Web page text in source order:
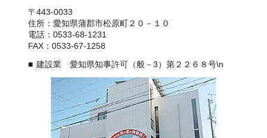
〒443-0033
住所：愛知県蒲郡市松原町２０－１０
電話：0533-68-1231
FAX：0533-67-1258
建設業 愛知県知事許可（般－3）第２２６８号\n